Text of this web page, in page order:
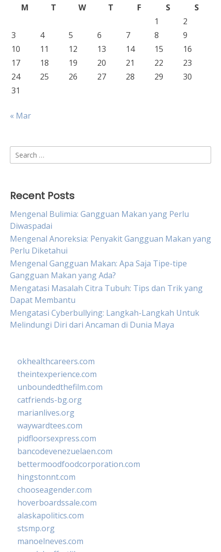
M
T W T F S
S
1
2
3
4 5 6 7 8
9
10
11 12 13 14 15
16
17
18 19 20 21 22
23
24
25 26 27 28 29
30
31
« Mar
Search
for:
Recent Posts
Mengenal Bulimia: Gangguan Makan yang Perlu
Diwaspadai
Mengenal Anoreksia: Penyakit Gangguan Makan yang
Perlu Diketahui
Mengenal Gangguan Makan: Apa Saja Tipe-tipe
Gangguan Makan yang Ada?
Mengatasi Masalah Citra Tubuh: Tips dan Trik yang
Dapat Membantu
Mengatasi Cyberbullying: Langkah-Langkah Untuk
Melindungi Diri dari Ancaman di Dunia Maya
okhealthcareers.com
theintexperience.com
unboundedthefilm.com
catfriends-bg.org
marianlives.org
waywardtees.com
pidfloorsexpress.com
bancodevenezuelaen.com
bettermoodfoodcorporation.com
hingstonnt.com
chooseagender.com
hoverboardssale.com
alaskapolitics.com
stsmp.org
manoelneves.com